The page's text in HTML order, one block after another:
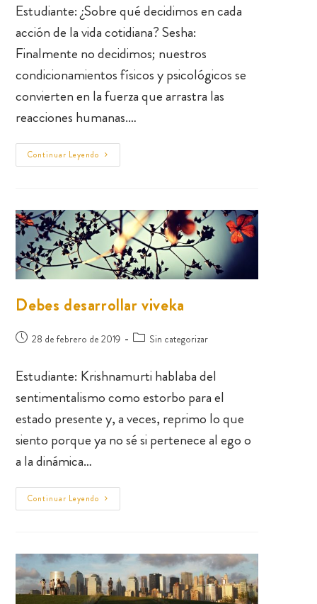
Estudiante: ¿Sobre qué decidimos en cada
acción de la vida cotidiana? Sesha:
Finalmente no decidimos; nuestros
condicionamientos físicos y psicológicos se
convierten en la fuerza que arrastra las
reacciones humanas.…
Continuar Leyendo
Debes desarrollar viveka
28 de febrero de 2019 Sin categorizar
Estudiante: Krishnamurti hablaba del
sentimentalismo como estorbo para el
estado presente y, a veces, reprimo lo que
siento porque ya no sé si pertenece al ego o
a la dinámica…
Continuar Leyendo